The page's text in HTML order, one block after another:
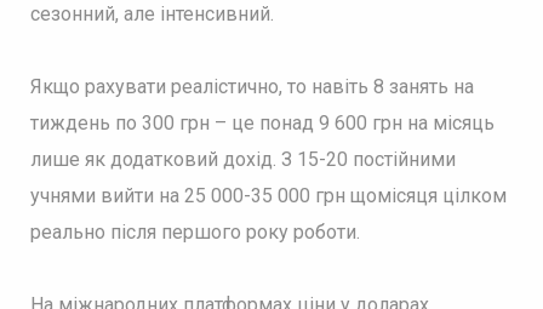
сезонний, але інтенсивний.
Якщо рахувати реалістично, то навіть 8 занять на
тиждень по 300 грн – це понад 9 600 грн на місяць
лише як додатковий дохід. З 15-20 постійними
учнями вийти на 25 000-35 000 грн щомісяця цілком
реально після першого року роботи.